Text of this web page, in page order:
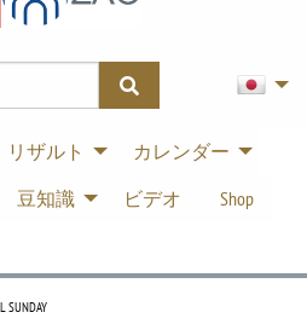
リザルト
カレンダー
豆知識 ビデオ
Shop
SUNDAY